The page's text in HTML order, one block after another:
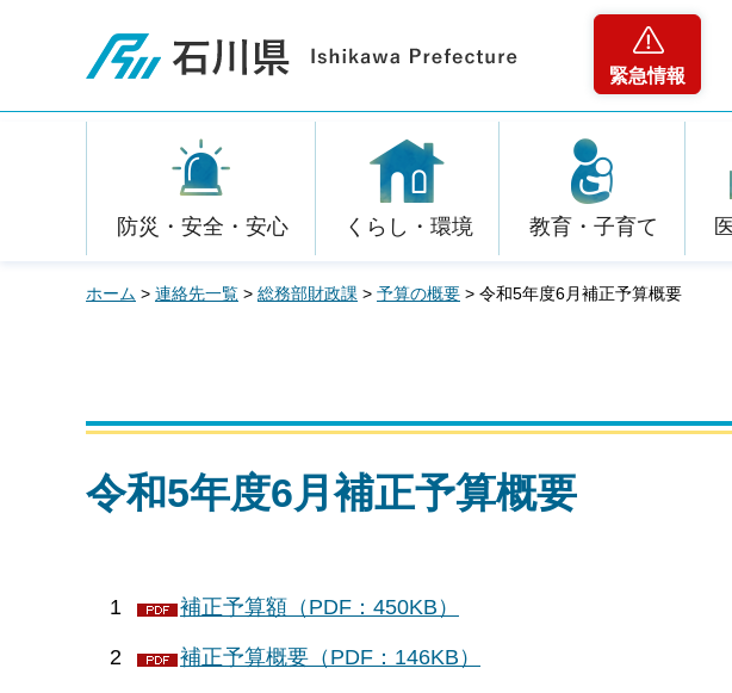
石川県
緊急情報
防災・安全・安心 くらし・環境 教育・子育て
ホーム > 連絡先一覧 > 総務部財政課 > 予算の概要 > 令和5年度6月補正予算概要
令和5年度6月補正予算概要
1 補正予算額（PDF：450KB）
2 補正予算概要（PDF：146KB）